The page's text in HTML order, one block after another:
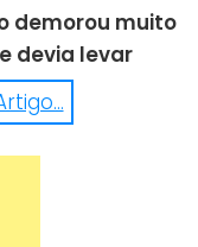
demorou muito
devia levar